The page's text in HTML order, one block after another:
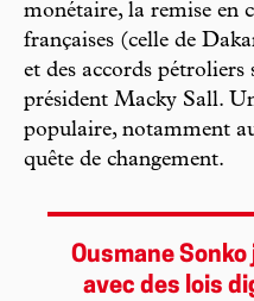
monétaire, la remise en
françaises (celle de
et des accords pétroliers
président Macky Sall.
populaire, notamment
quête de changement.
Ousmane
avec des lois